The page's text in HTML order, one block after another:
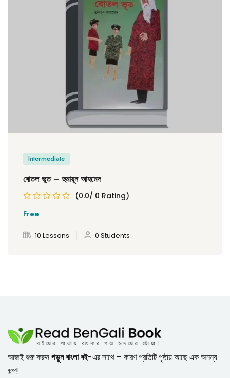
Intermediate
বোতল ভূত – হুমায়ূন আহমেদ
(0.0/ 0 Rating)
Free
10 Lessons 0 Students
আজই শুরু করুনপড়ুন বাংলা বই-এর সাথে – কারণ প্রতিটি পৃষ্ঠায় আছে এক অনন্য
গল্প!